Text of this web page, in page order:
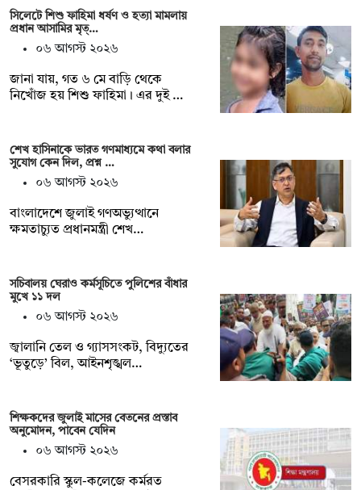
সিলেটে শিশু ফাহিমা ধর্ষণ ও হত্যা মামলায়
প্রধান আসামির মৃত্…
০৬ আগস্ট ২০২৬
জানা যায়, গত ৬ মে বাড়ি থেকে
নিখোঁজ হয় শিশু ফাহিমা। এর দুই …
শেখ হাসিনাকে ভারত গণমাধ্যমে কথা বলার
সুযোগ কেন দিল, প্রশ্ন …
০৬ আগস্ট ২০২৬
বাংলাদেশে জুলাই গণঅভ্যুত্থানে
ক্ষমতাচ্যুত প্রধানমন্ত্রী শেখ…
সচিবালয় ঘেরাও কর্মসূচিতে পুলিশের বাঁধার
মুখে ১১ দল
০৬ আগস্ট ২০২৬
জ্বালানি তেল ও গ্যাসসংকট, বিদ্যুতের
‘ভূতুড়ে’ বিল, আইনশৃঙ্খল…
শিক্ষকদের জুলাই মাসের বেতনের প্রস্তাব
অনুমোদন, পাবেন যেদিন
০৬ আগস্ট ২০২৬
বেসরকারি স্কুল-কলেজে কর্মরত